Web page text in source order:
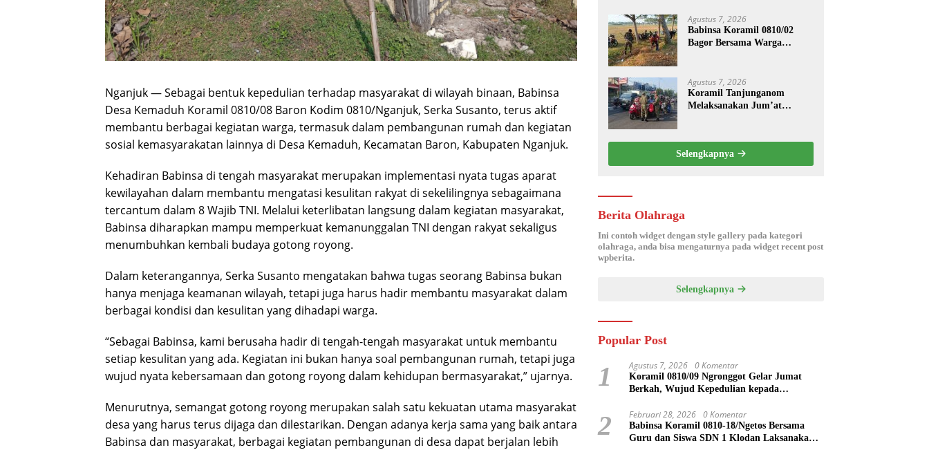
Nganjuk — Sebagai bentuk kepedulian terhadap masyarakat di wilayah binaan, Babinsa
Desa Kemaduh Koramil 0810/08 Baron Kodim 0810/Nganjuk, Serka Susanto, terus aktif
membantu berbagai kegiatan warga, termasuk dalam pembangunan rumah dan kegiatan
sosial kemasyarakatan lainnya di Desa Kemaduh, Kecamatan Baron, Kabupaten Nganjuk.
Kehadiran Babinsa di tengah masyarakat merupakan implementasi nyata tugas aparat
kewilayahan dalam membantu mengatasi kesulitan rakyat di sekelilingnya sebagaimana
tercantum dalam 8 Wajib TNI. Melalui keterlibatan langsung dalam kegiatan masyarakat,
Babinsa diharapkan mampu memperkuat kemanunggalan TNI dengan rakyat sekaligus
menumbuhkan kembali budaya gotong royong.
Dalam keterangannya, Serka Susanto mengatakan bahwa tugas seorang Babinsa bukan
hanya menjaga keamanan wilayah, tetapi juga harus hadir membantu masyarakat dalam
berbagai kondisi dan kesulitan yang dihadapi warga.
“Sebagai Babinsa, kami berusaha hadir di tengah-tengah masyarakat untuk membantu
setiap kesulitan yang ada. Kegiatan ini bukan hanya soal pembangunan rumah, tetapi juga
wujud nyata kebersamaan dan gotong royong dalam kehidupan bermasyarakat,” ujarnya.
Menurutnya, semangat gotong royong merupakan salah satu kekuatan utama masyarakat
desa yang harus terus dijaga dan dilestarikan. Dengan adanya kerja sama yang baik antara
Babinsa dan masyarakat, berbagai kegiatan pembangunan di desa dapat berjalan lebih
Agustus 7, 2026
Babinsa Koramil 0810/02
Bagor Bersama Warga
Agustus 7, 2026
Koramil Tanjunganom
Melaksanakan Jum’at
Selengkapnya
Berita Olahraga
Ini contoh widget dengan style gallery pada kategori
olahraga, anda bisa mengaturnya pada widget recent post
wpberita.
Selengkapnya
Popular Post
1 Agustus 7, 2026 0 Komentar
Koramil 0810/09 Ngronggot Gelar Jumat
Berkah, Wujud Kepedulian kepada
2 Februari 28, 2026 0 Komentar
Babinsa Koramil 0810-18/Ngetos Bersama
Guru dan Siswa SDN 1 Klodan Laksanakan